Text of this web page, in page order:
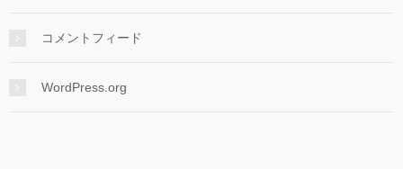
コメントフィード
WordPress.org